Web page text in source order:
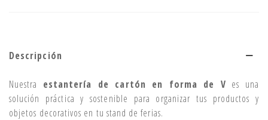
Descripción
Nuestra estantería de cartón en forma de V es una
solución práctica y sostenible para organizar tus productos y
objetos decorativos en tu stand de ferias.